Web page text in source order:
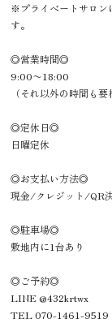
※プライベートサロン
す。
◎営業時間◎
9:00〜18:00
（それ以外の時間も要
◎定休日◎
日曜定休
◎お支払い方法◎
現金/クレジット/QR
◎駐車場◎
敷地内に1台あり
◎ご予約◎
LINE @432krtwx
TEL 070-1461-9519